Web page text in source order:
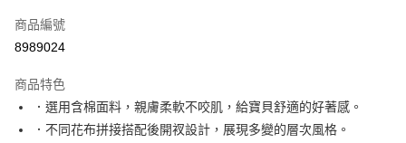
萊爾富取貨付款
付款後萊爾富取貨
每筆NT$60，滿NT$1,000(含以上)免運費
商品編號
8989024
商品特色
．選用含棉面料，親膚柔軟不咬肌，給寶貝舒適的好著感。
．不同花布拼接搭配後開衩設計，展現多變的層次風格。